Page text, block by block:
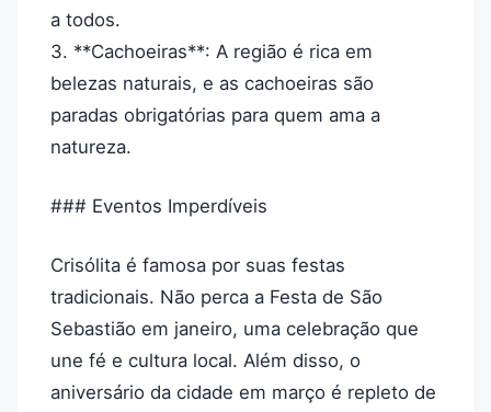
a todos.
3. **Cachoeiras**: A região é rica em
belezas naturais, e as cachoeiras são
paradas obrigatórias para quem ama a
natureza.
### Eventos Imperdíveis
Crisólita é famosa por suas festas
tradicionais. Não perca a Festa de São
Sebastião em janeiro, uma celebração que
une fé e cultura local. Além disso, o
aniversário da cidade em março é repleto de